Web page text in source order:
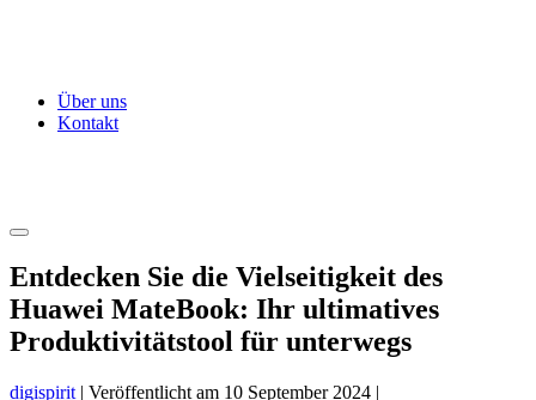
Über uns
Kontakt
Menü-
Entdecken Sie die Vielseitigkeit des
Huawei MateBook: Ihr ultimatives
Produktivitätstool für unterwegs
digispirit | Veröffentlicht am 10 September 2024 |